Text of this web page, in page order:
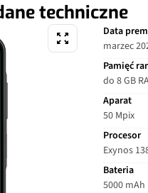
techniczne
Data
marzec
Pamięć
do 8 GB
Aparat
50 Mpix
Procesor
Exynos
Bateria
5000 mAh